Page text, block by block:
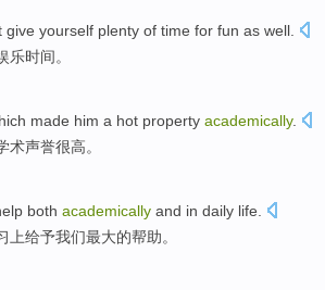
give yourself plenty of time for fun as well
乐时间。
made him a hot property academically.
术声誉很高。
both academically and in daily life
上给予我们最大的帮助。